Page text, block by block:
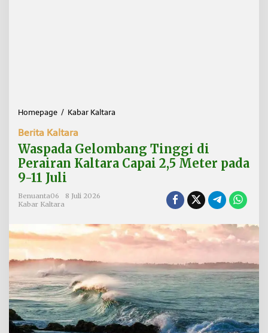
Homepage / Kabar Kaltara
p
a
d
m
n
g
T
i
n
g
g
Berita Kaltara
Waspada Gelombang Tinggi di
Perairan Kaltara Capai 2,5 Meter pada
9-11 Juli
Benuanta06
8 Juli 2026
Kabar Kaltara